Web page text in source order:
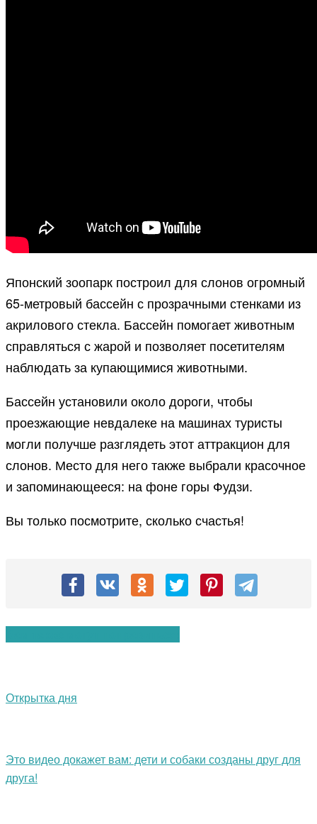
Японский зоопарк построил для слонов огромный
65-метровый бассейн с прозрачными стенками из
акрилового стекла. Бассейн помогает животным
справляться с жарой и позволяет посетителям
наблюдать за купающимися животными.
Бассейн установили около дороги, чтобы
проезжающие невдалеке на машинах туристы
могли получше разглядеть этот аттракцион для
слонов. Место для него также выбрали красочное
и запоминающееся: на фоне горы Фудзи.
Вы только посмотрите, сколько счастья!
Открытка дня
Это видео докажет вам: дети и собаки созданы друг для
друга!